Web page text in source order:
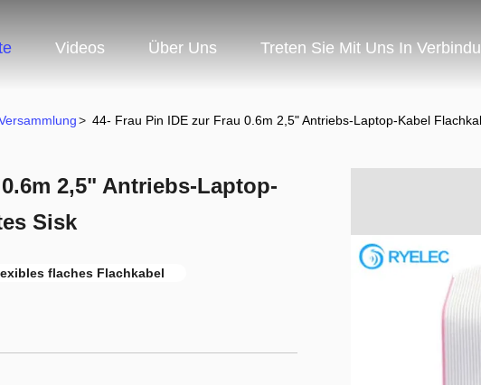
Videos Über Uns Treten Sie Mit Uns In
> 44- Frau Pin IDE zur Frau 0.6m 2,5" Antriebs-Laptop-Kabel
2,5" Antriebs-Laptop-
Sisk
flaches Flachkabel